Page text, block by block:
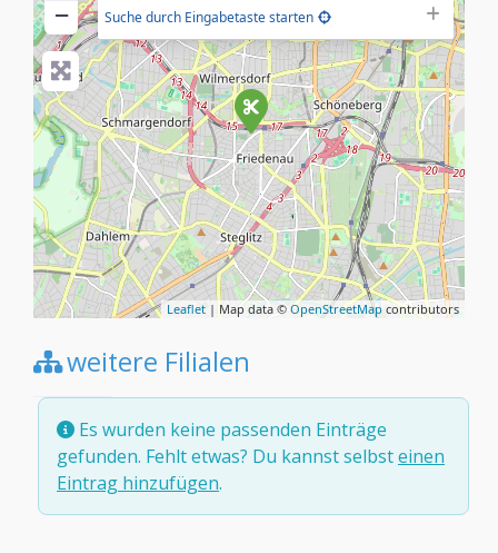
−
Suche durch Eingabetaste starten
Leaflet | Map data © OpenStreetMap contributors
weitere Filialen
Es wurden keine passenden Einträge
gefunden. Fehlt etwas? Du kannst selbsteinen
Eintrag hinzufügen.